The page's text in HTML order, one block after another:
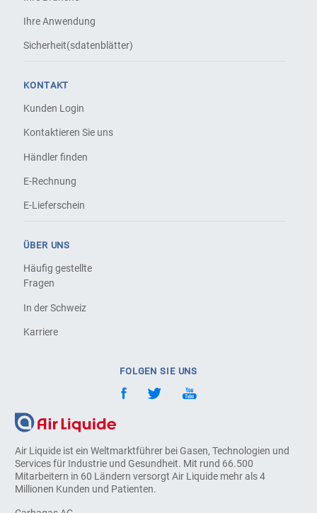
Air Liquide ist ein Weltmarktführer bei Gasen, Technologien und
Services für Industrie und Gesundheit. Mit rund 66.500
Mitarbeitern in 60 Ländern versorgt Air Liquide mehr als 4
Millionen Kunden und Patienten.
Ihre Anwendung
Sicherheit(sdatenblätter)
KONTAKT
Kunden Login
Kontaktieren Sie uns
Händler finden
E-Rechnung
E-Lieferschein
ÜBER UNS
Häufig gestellte
Fragen
In der Schweiz
Karriere
FOLGEN SIE UNS